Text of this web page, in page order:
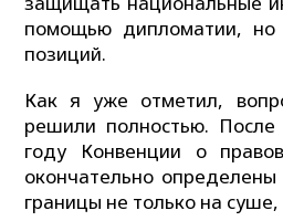
помощью дипломатии,
позиций.
Как я уже отметил,
решили полностью.
году Конвенции о
окончательно
границы не только на